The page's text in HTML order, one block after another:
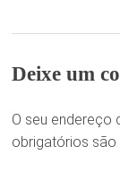
Deixe um
O seu endereço
obrigatórios